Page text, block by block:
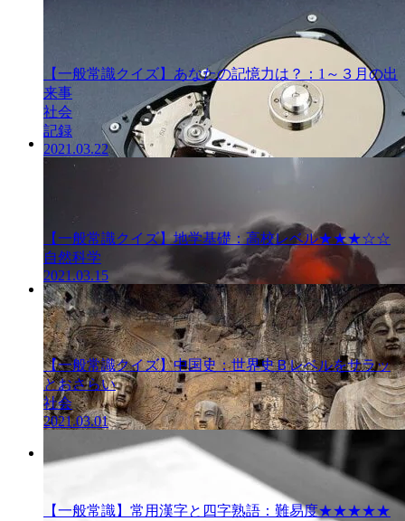
一般常識クイ
一般常識クイ
ズ
【一般常識クイズ】あなたの記憶力は？：1～３月の出
来事
社会
記録
2021.03.22
一般常識クイ
【一般常識クイズ】地学基礎：高校レベル★★★☆☆
自然科学
2021.03.15
【一般常識クイズ】中国史：世界史Ｂレベルをサラッ
とおさらい
社会
2021.03.01
【一般常識】常用漢字と四字熟語：難易度★★★★★